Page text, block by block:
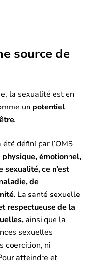
source de
la sexualité est en
un potentiel
.
défini par l’OMS
émotionnel,
sexualité, ce n’est
de
La santé sexuelle
respectueuse de la
ainsi que la
sexuelles
coercition, ni
atteindre et